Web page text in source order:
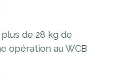
de 28 kg de
opération au WCB